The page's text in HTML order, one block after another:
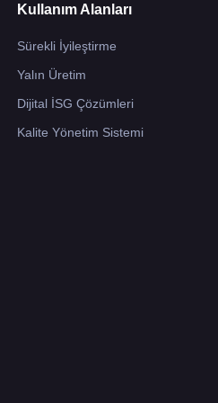
Kullanım Alanları
Sürekli İyileştirme
Yalın Üretim
Dijital İSG Çözümleri
Kalite Yönetim Sistemi